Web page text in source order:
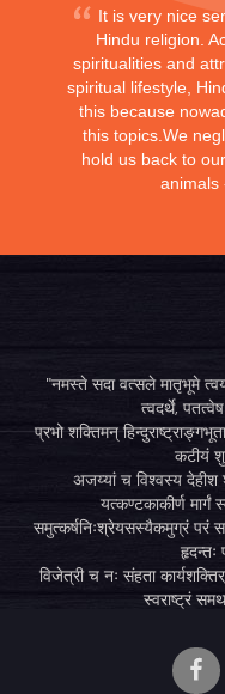
It is very nice
Hindu religion.
spiritualities and
spiritual lifestyle,
this because
this topics.We
hold us back to
animals
"नमस्ते सदा वत्सले मातृभूमे
त्वदर्थे,
प्रभो शक्तिमन्
कटीयं
अजय्यां च विश्वस्य
यत्कण्टकाकीर्ण
समुत्कर्षनिःश्रेयसस्यैकमुग्रं परं
हृदन्तः
विजेत्री च नः संहता
स्वराष्ट्रं